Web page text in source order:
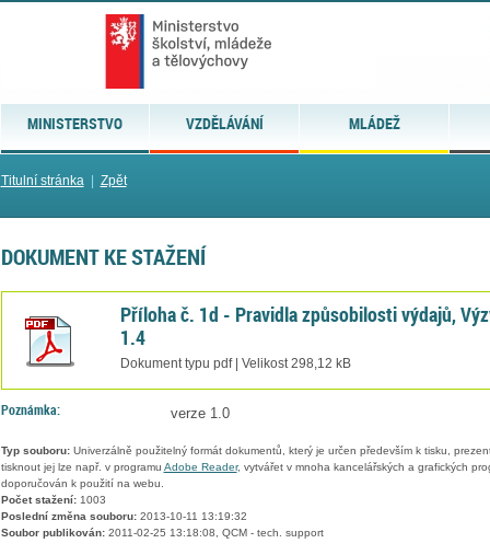
MINISTERSTVO VZDĚLÁVÁNÍ MLÁDEŽ
Titulní stránka| Zpět
DOKUMENT KE STAŽENÍ
Příloha č. 1d - Pravidla způsobilosti výdajů,
1.4
Dokument typu pdf | Velikost 298,12 kB
Poznámka: verze 1.0
Typ souboru:Univerzálně použitelný formát dokumentů, který je určen především k tisku,
tisknout jej lze např. v programu Adobe Reader, vytvářet v mnoha kancelářských a grafických
doporučován k použití na webu.
Počet stažení:1003
Poslední změna souboru:2013-10-11 13:19:32
Soubor publikován:2011-02-25 13:18:08, QCM - tech. support